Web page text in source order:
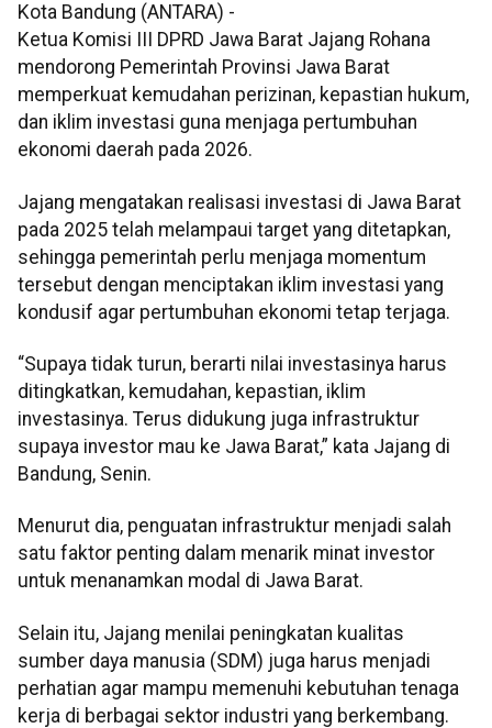
Kota Bandung (ANTARA) -
Ketua Komisi III DPRD Jawa Barat Jajang Rohana
mendorong Pemerintah Provinsi Jawa Barat
memperkuat kemudahan perizinan, kepastian hukum,
dan iklim investasi guna menjaga pertumbuhan
ekonomi daerah pada 2026.
Jajang mengatakan realisasi investasi di Jawa Barat
pada 2025 telah melampaui target yang ditetapkan,
sehingga pemerintah perlu menjaga momentum
tersebut dengan menciptakan iklim investasi yang
kondusif agar pertumbuhan ekonomi tetap terjaga.
“Supaya tidak turun, berarti nilai investasinya harus
ditingkatkan, kemudahan, kepastian, iklim
investasinya. Terus didukung juga infrastruktur
supaya investor mau ke Jawa Barat,” kata Jajang di
Bandung, Senin.
Menurut dia, penguatan infrastruktur menjadi salah
satu faktor penting dalam menarik minat investor
untuk menanamkan modal di Jawa Barat.
Selain itu, Jajang menilai peningkatan kualitas
sumber daya manusia (SDM) juga harus menjadi
perhatian agar mampu memenuhi kebutuhan tenaga
kerja di berbagai sektor industri yang berkembang.